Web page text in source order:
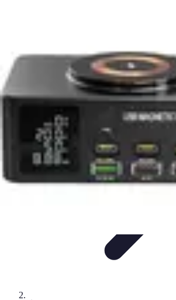
Serrurier Rapide Paris